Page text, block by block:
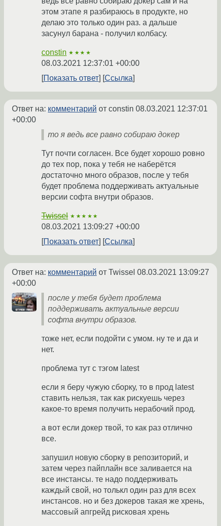
этом этапе я разбираюсь в продукте, но
делаю это только один раз. а дальше
засунул барана - получил колбасу.
constin ★★★★
08.03.2021 12:37:01 +00:00
Показать ответ
Ссылка
Ответ на: комментарий от constin 08.03.2021 12:37:01
+00:00
то я ведь все равно собираю докер
Тут почти согласен. Все будет хорошо ровно
до тех пор, пока у тебя не наберётся
достаточно много образов, после у тебя
будет проблема поддерживать актуальные
версии софта внутри образов.
Twissel ★★★★★
08.03.2021 13:09:27 +00:00
Показать ответ
Ссылка
Ответ на: комментарий от Twissel 08.03.2021 13:09:27
+00:00
после у тебя будет проблема
поддерживать актуальные версии
софта внутри образов.
тоже нет, если подойти с умом. ну те и да и
нет.
проблема тут с тэгом latest
если я беру чужую сборку, то в прод latest
ставить нельзя, так как рискуешь через
какое-то время получить нерабочий прод.
а вот если докер твой, то как раз отлично
все.
запушил новую сборку в репозиторий, и
затем через пайплайн все заливается на
все инстансы. те надо поддерживать
каждый свой, но толькл один раз для всех
инстансов. но и без докеров такая же хрень,
массовый апгрейд рисковая хрень